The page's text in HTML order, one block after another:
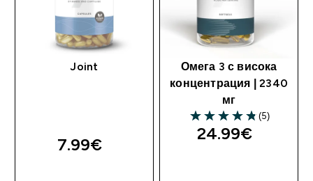
Joint
7.99€‎
Омега 3 с висока
концентрация | 2340
мг
4.8 out of 5 stars
(5)
24.99€‎